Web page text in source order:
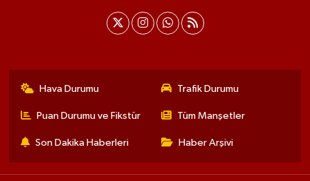
Hava Durumu Trafik Durumu
Puan Durumu ve Fikstür Tüm Manşetler
Son Dakika Haberleri Haber Arşivi